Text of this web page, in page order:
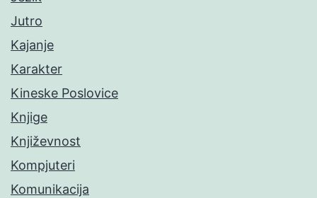
Jutro
Kajanje
Karakter
Kineske Poslovice
Knjige
Književnost
Kompjuteri
Komunikacija